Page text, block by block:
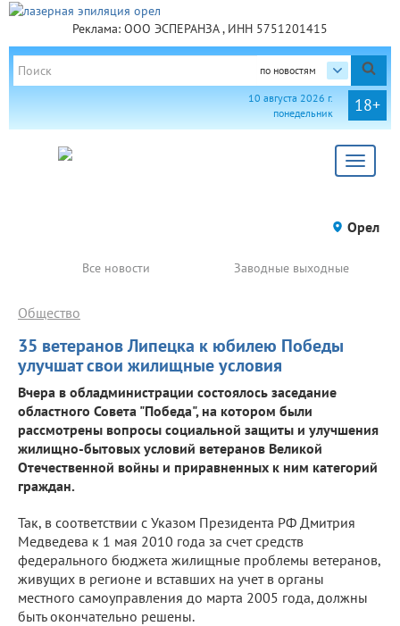
Реклама: ООО ЭСПЕРАНЗА , ИНН 5751201415
по новостям
18+
10 августа 2026 г.
понедельник
Toggle
Орел
Все новости Заводные выходные
35 ветеранов Липецка к юбилею Победы
улучшат свои жилищные условия
Общество
Вчера в обладминистрации состоялось заседание
областного Совета "Победа", на котором были
рассмотрены вопросы социальной защиты и улучшения
жилищно-бытовых условий ветеранов Великой
Отечественной войны и приравненных к ним категорий
граждан.
Так, в соответствии с Указом Президента РФ Дмитрия
Медведева к 1 мая 2010 года за счет средств
федерального бюджета жилищные проблемы ветеранов,
живущих в регионе и вставших на учет в органы
местного самоуправления до марта 2005 года, должны
быть окончательно решены.